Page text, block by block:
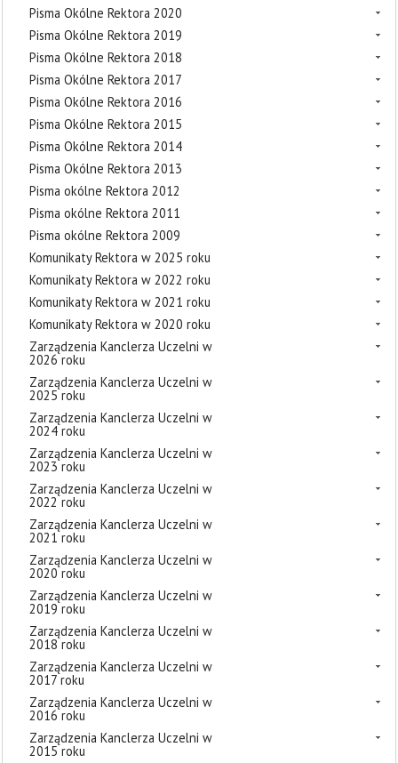
Pisma Okólne Rektora 2020
Pisma Okólne Rektora 2019
Pisma Okólne Rektora 2018
Pisma Okólne Rektora 2017
Pisma Okólne Rektora 2016
Pisma Okólne Rektora 2015
Pisma Okólne Rektora 2014
Pisma Okólne Rektora 2013
Pisma okólne Rektora 2012
Pisma okólne Rektora 2011
Pisma okólne Rektora 2009
Komunikaty Rektora w 2025 roku
Komunikaty Rektora w 2022 roku
Komunikaty Rektora w 2021 roku
Komunikaty Rektora w 2020 roku
Zarządzenia Kanclerza Uczelni w
2026 roku
Zarządzenia Kanclerza Uczelni w
2025 roku
Zarządzenia Kanclerza Uczelni w
2024 roku
Zarządzenia Kanclerza Uczelni w
2023 roku
Zarządzenia Kanclerza Uczelni w
2022 roku
Zarządzenia Kanclerza Uczelni w
2021 roku
Zarządzenia Kanclerza Uczelni w
2020 roku
Zarządzenia Kanclerza Uczelni w
2019 roku
Zarządzenia Kanclerza Uczelni w
2018 roku
Zarządzenia Kanclerza Uczelni w
2017 roku
Zarządzenia Kanclerza Uczelni w
2016 roku
Zarządzenia Kanclerza Uczelni w
2015 roku